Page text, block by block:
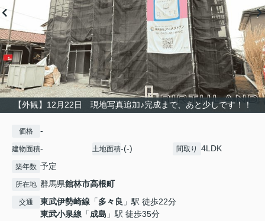
【外観】12月22日 現地写真追加♪完成まで、あと少しです！！
価格 -
建物面積- 土地面積-(-) 間取り 4LDK
築年数 予定
所在地 群馬県館林市高根町
交通 東武伊勢崎線 「多々良 」駅 徒歩22分
東武小泉線 「成島 」駅 徒歩35分